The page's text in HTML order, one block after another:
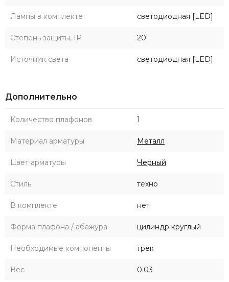
Лампы в комплекте светодиодная [LED]
Степень защиты, IP 20
Источник света светодиодная [LED]
Дополнительно
Количество плафонов 1
Материал арматуры Металл
Цвет арматуры Черный
Стиль техно
В комплекте нет
Форма плафона / абажура цилиндр круглый
Необходимые компоненты трек
Вес 0.03